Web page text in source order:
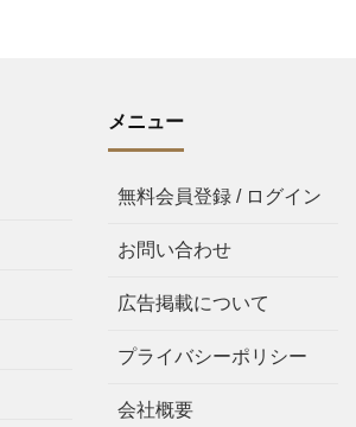
メニュー
無料会員登録 / ログイン
お問い合わせ
広告掲載について
プライバシーポリシー
会社概要